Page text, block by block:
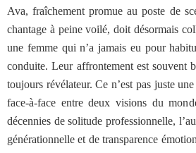
Ava, fraîchement promue au poste de
chantage à peine voilé, doit désormais
une femme qui n’a jamais eu pour
conduite. Leur affrontement est souvent
toujours révélateur. Ce n’est pas juste
face-à-face entre deux visions du
décennies de solitude professionnelle,
générationnelle et de transparence